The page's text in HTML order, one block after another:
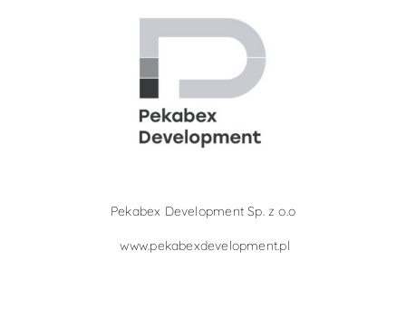
Pekabex Development Sp. z o.o
www.pekabexdevelopment.pl